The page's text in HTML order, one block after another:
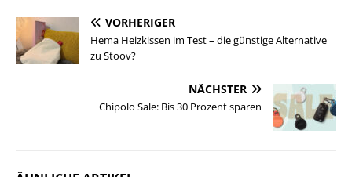
VORHERIGER
Hema Heizkissen im Test – die günstige Alternative
zu Stoov?
NÄCHSTER
Chipolo Sale: Bis 30 Prozent sparen